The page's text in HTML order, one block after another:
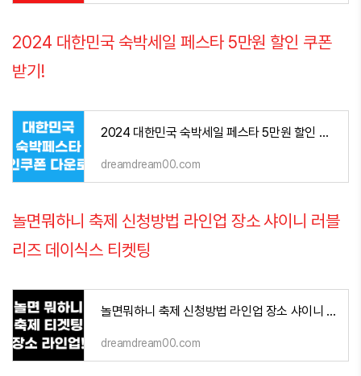
2024 대한민국 숙박세일 페스타 5만원 할인 쿠폰
받기!
2024 대한민국 숙박세일 페스타 5만원 할인 쿠폰 받기!
dreamdream00.com
놀면뭐하니 축제 신청방법 라인업 장소 샤이니 러블
리즈 데이식스 티켓팅
놀면뭐하니 축제 신청방법 라인업 장소 샤이니 러블리즈 데이식스 티켓팅
dreamdream00.com